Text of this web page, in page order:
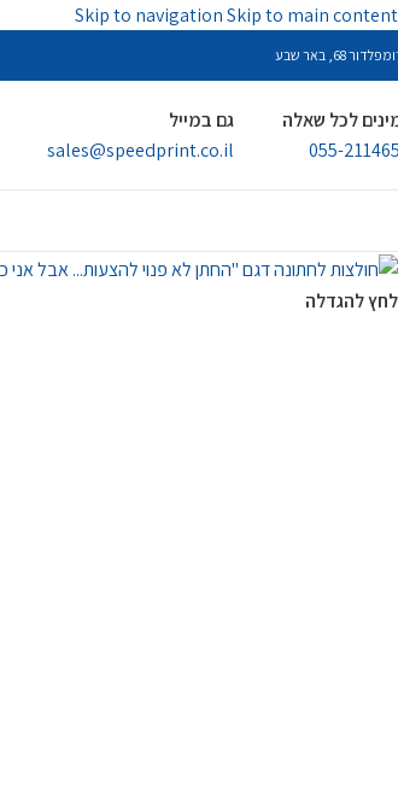
Skip to navigationSkip to main content
68, באר שבע
לכל שאלה
055-
גם במייל
sales@speedprint.co.il
לחץ להגדלה